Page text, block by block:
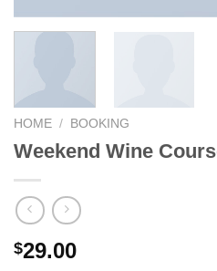
HOME / BOOKING
Weekend Wine
$29.00